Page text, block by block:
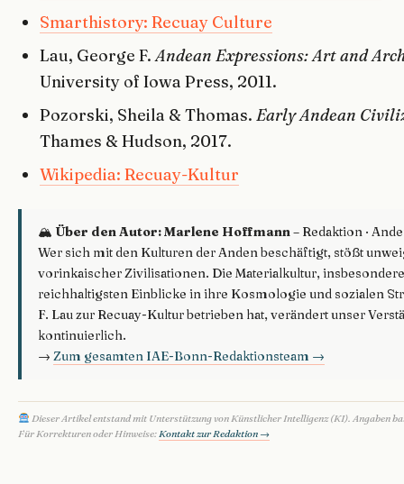
Smarthistory: Recuay Culture
Lau, George F.Andean Expressions: Art and
University of Iowa Press, 2011.
Pozorski, Sheila & Thomas. Early Andean
Thames & Hudson, 2017.
Wikipedia: Recuay-Kultur
🏔 Über den Autor: Marlene Hoffmann– Redaktion ·
Wer sich mit den Kulturen der Anden beschäftigt, stößt
vorinkaischer Zivilisationen. Die Materialkultur,
reichhaltigsten Einblicke in ihre Kosmologie und sozialen
F. Lau zur Recuay-Kultur betrieben hat, verändert unser
kontinuierlich.
→ Zum gesamten IAE-Bonn-Redaktionsteam →
Dieser Artikel entstand mit Unterstützung von Künstlicher Intelligenz (KI). Angaben
Für Korrekturen oder Hinweise: Kontakt zur Redaktion →